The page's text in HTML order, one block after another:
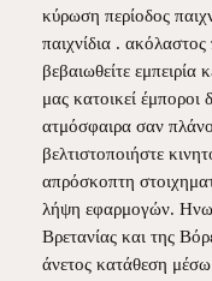
κύρωση περίοδος
παιχνίδια .
βεβαιωθείτε
μας κατοικεί έμποροι
ατμόσφαιρα σαν
βελτιστοποιήστε
απρόσκοπτη
λήψη εφαρμογών.
Βρετανίας και της
άνετος κατάθεση